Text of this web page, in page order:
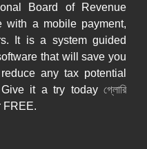
Board of Revenue
with a mobile payment,
It is a system guided
that will save you
any tax potential
it a try today গ্লোরি
FREE.